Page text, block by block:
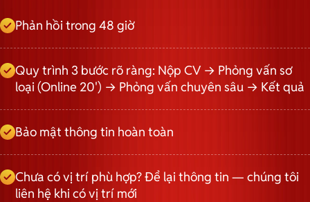
Phản hồi trong 48 giờ
Quy trình 3 bước rõ ràng: Nộp CV → Phỏng vấn sơ
loại (Online 20') → Phỏng vấn chuyên sâu → Kết quả
Bảo mật thông tin hoàn toàn
Chưa có vị trí phù hợp? Để lại thông tin — chúng tôi
liên hệ khi có vị trí mới